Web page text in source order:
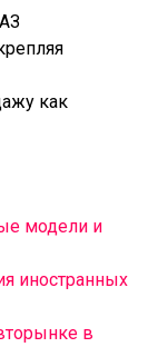
как
модели и
иностранных
в